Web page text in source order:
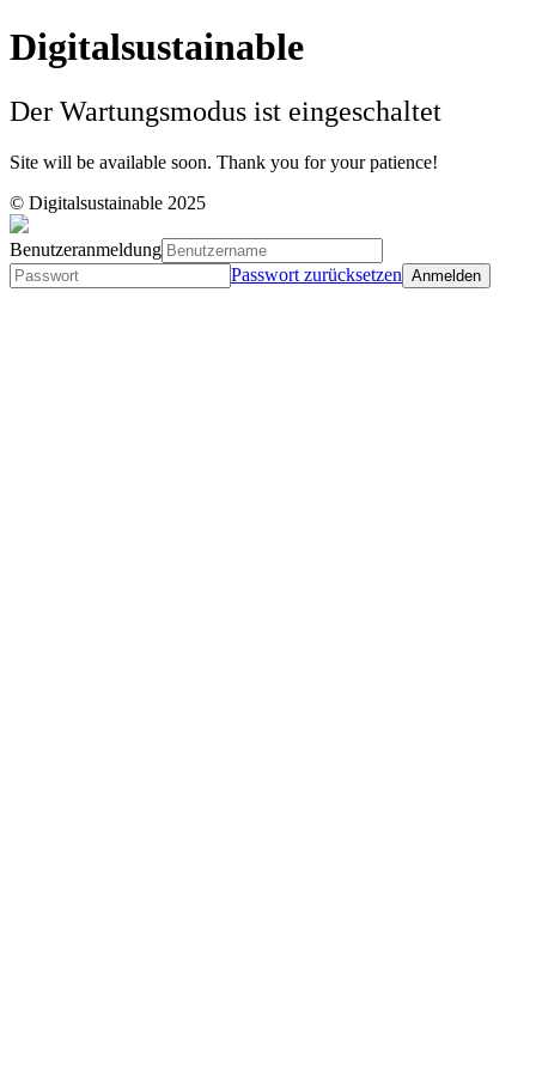
Digitalsustainable
Der Wartungsmodus ist eingeschaltet
Site will be available soon. Thank you for your patience!
© Digitalsustainable 2025
Benutzeranmeldung
Passwort zurücksetzen